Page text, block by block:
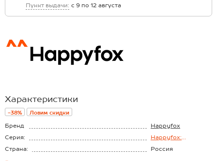
Пункт выдачи: с 9 по 12 августа
Характеристики
-38% Ловим скидки
Бренд
Happyfox
Серия:
Happyfox:
костюмы
Страна:
Россия